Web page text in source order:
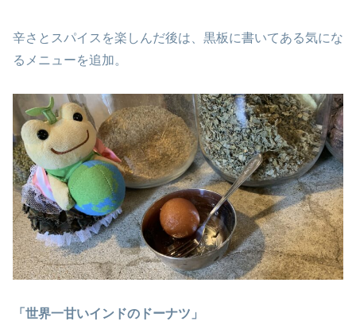
辛さとスパイスを楽しんだ後は、黒板に書いてある気にな
るメニューを追加。
「世界一甘いインドのドーナツ」